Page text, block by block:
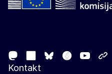
MastodonLinkedIn
Bluesky
Facebook
Youtube
Kontakt